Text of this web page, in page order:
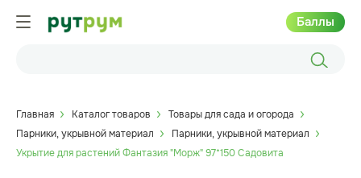
Баллы
Главная Каталог товаров
Товары для сада и огорода
Парники, укрывной материал
Парники, укрывной материал
Укрытие для растений Фантазия "Морж" 97*150 Садовита